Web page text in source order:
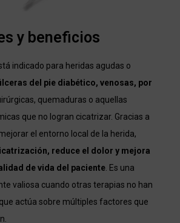
y beneficios
indicado para heridas agudas o
del pie diabético, venosas, por
quemaduras o aquellas
que no logran cicatrizar. Gracias a
el entorno local de la herida,
reduce el dolor y mejora
de vida del paciente. Es una
valiosa cuando otras terapias no han
actúa sobre múltiples factores que